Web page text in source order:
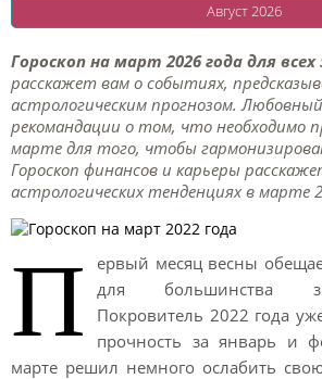
Август 2026
Гороскоп на март 2026 года для
расскажет вам о событиях,
астрологическим прогнозом.
рекомандации о том, что необходимо
марте для того, чтобы
Гороскоп финансов и карьеры
астрологических тенденциях в марте
П
ервый месяц весны
для большинства
Покровитель 2022 года
прочность за январь и
марте решил немного ослабить